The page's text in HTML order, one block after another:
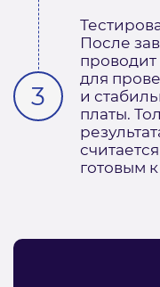
После
для
и
платы.
готовым